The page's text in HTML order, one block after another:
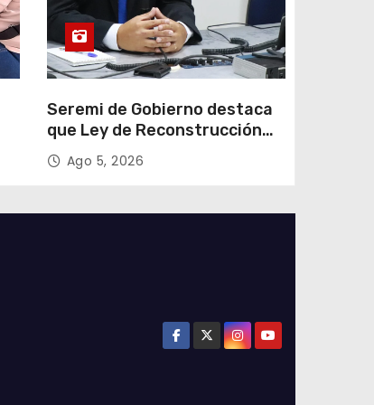
Seremi de Gobierno destaca
que Ley de Reconstrucción
Nacional impulsará la
inversión y el empleo en
Ago 5, 2026